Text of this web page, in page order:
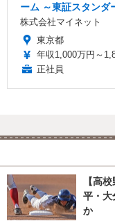
ーム ～東証スタンダ
株式会社マイネット
東京都
年収1,000万円～
正社員
【高
平・大
か